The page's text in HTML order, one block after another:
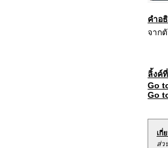
คำอ
จาก
ลิ้งค์
Go
Go
เกี่
ส่ว